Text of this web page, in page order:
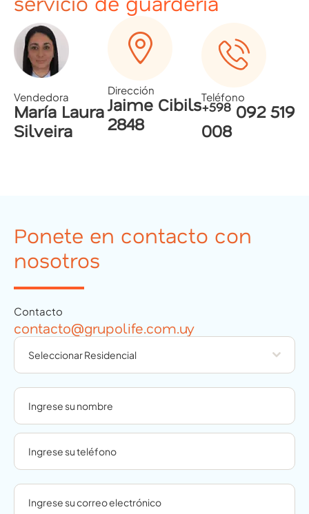
Vendedora
María Laura
Silveira
Dirección
Jaime Cibils
2848
Teléfono
+598 092 519
008
Ponete en contacto con
nosotros
Contacto
contacto@grupolife.com.uy
Seleccionar Residencial